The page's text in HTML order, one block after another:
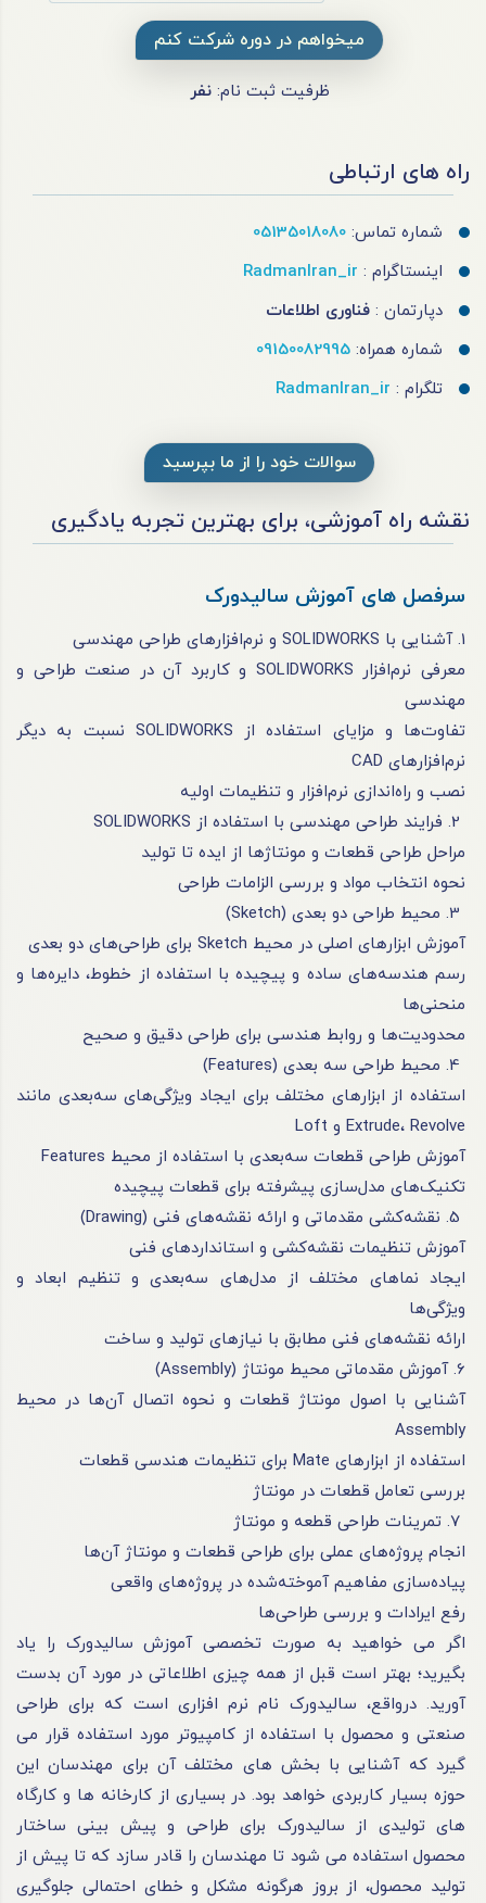
میخواهم در دوره شرکت کنم
ظرفیت ثبت نام:نفر
راه های ارتباطی
شماره تماس: 05135018080
اینستاگرام : RadmanIran_ir
دپارتمان : فناوری اطلاعات
شماره همراه: 09150082995
تلگرام : RadmanIran_ir
سوالات خود را از ما بپرسید
نقشه راه آموزشی، برای بهترین تجربه یادگیری
سرفصل های آموزش سالیدورک
1. آشنایی با SOLIDWORKS و نرم‌افزارهای طراحی مهندسی
معرفی نرم‌افزار SOLIDWORKS و کاربرد آن در صنعت طراحی و
مهندسی
تفاوت‌ها و مزایای استفاده از SOLIDWORKS نسبت به دیگر
نرم‌افزارهای CAD
نصب و راه‌اندازی نرم‌افزار و تنظیمات اولیه
مراحل طراحی قطعات و مونتاژها از ایده تا تولید
نحوه انتخاب مواد و بررسی الزامات طراحی
آموزش ابزارهای اصلی در محیط Sketch برای طراحی‌های دو بعدی
رسم هندسه‌های ساده و پیچیده با استفاده از خطوط، دایره‌ها و
منحنی‌ها
محدودیت‌ها و روابط هندسی برای طراحی دقیق و صحیح
استفاده از ابزارهای مختلف برای ایجاد ویژگی‌های سه‌بعدی مانند
Extrude، Revolve و Loft
آموزش طراحی قطعات سه‌بعدی با استفاده از محیط Features
تکنیک‌های مدل‌سازی پیشرفته برای قطعات پیچیده
آموزش تنظیمات نقشه‌کشی و استانداردهای فنی
ایجاد نماهای مختلف از مدل‌های سه‌بعدی و تنظیم ابعاد و
ویژگی‌ها
ارائه نقشه‌های فنی مطابق با نیازهای تولید و ساخت
6. آموزش مقدماتی محیط مونتاژ (Assembly)
آشنایی با اصول مونتاژ قطعات و نحوه اتصال آن‌ها در محیط
Assembly
استفاده از ابزارهای Mate برای تنظیمات هندسی قطعات
بررسی تعامل قطعات در مونتاژ
انجام پروژه‌های عملی برای طراحی قطعات و مونتاژ آن‌ها
پیاده‌سازی مفاهیم آموخته‌شده در پروژه‌های واقعی
رفع ایرادات و بررسی طراحی‌ها
اگر می خواهید به صورت تخصصی آموزش سالیدورک را یاد
بگیرید؛ بهتر است قبل از همه چیزی اطلاعاتی در مورد آن بدست
آورید. درواقع، سالیدورک نام نرم‌ افزاری است که برای طراحی
صنعتی و محصول با استفاده از کامپیوتر مورد استفاده قرار می‌
گیرد که آشنایی با بخش‌ های مختلف آن برای مهندسان این
حوزه بسیار کاربردی خواهد بود. در بسیاری از کارخانه‌ ها و کارگاه‌
های تولیدی از سالیدورک برای طراحی و پیش‌ بینی ساختار
محصول استفاده می‌ شود تا مهندسان را قادر سازد که تا پیش‌ از
تولید محصول، از بروز هرگونه مشکل و خطای احتمالی جلوگیری